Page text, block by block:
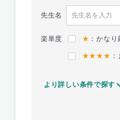
先生名
楽単度 ★ ：かな
★★★★
より詳しい条件で探す